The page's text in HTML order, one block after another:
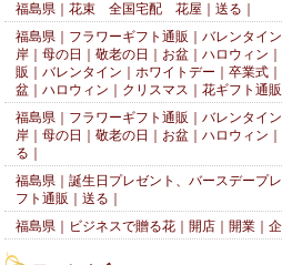
福島県｜花束 全国宅配 花屋｜送る｜
福島県｜フラワーギフト通販｜バレンタイ
岸｜母の日｜敬老の日｜お盆｜ハロウィン
販｜バレンタイン｜ホワイトデー｜卒業式
盆｜ハロウィン｜クリスマス｜花ギフト通販
福島県｜フラワーギフト通販｜バレンタイ
岸｜母の日｜敬老の日｜お盆｜ハロウィン
る｜
福島県｜誕生日プレゼント、バースデープ
フト通販｜送る｜
福島県｜ビジネスで贈る花｜開店｜開業｜